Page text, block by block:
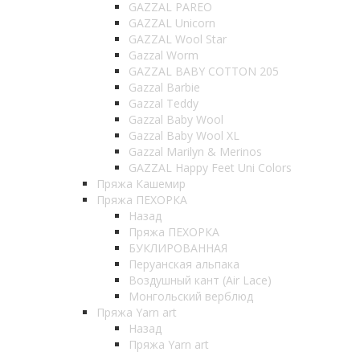
GAZZAL PAREO
GAZZAL Unicorn
GAZZAL Wool Star
Gazzal Worm
GAZZAL BABY COTTON 205
Gazzal Barbie
Gazzal Teddy
Gazzal Baby Wool
Gazzal Baby Wool XL
Gazzal Marilyn & Merinos
GAZZAL Happy Feet Uni Colors
Пряжа Кашемир
Пряжа ПЕХОРКА
Назад
Пряжа ПЕХОРКА
БУКЛИРОВАННАЯ
Перуанская альпака
Воздушный кант (Air Lace)
Монгольский верблюд
Пряжа Yarn art
Назад
Пряжа Yarn art